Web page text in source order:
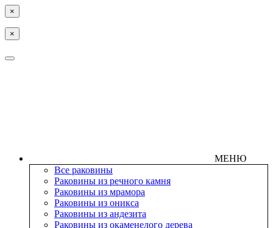
×
×
МЕНЮ
Все раковины
Раковины из речного камня
Раковины из мрамора
Раковины из оникса
Раковины из андезита
Раковины из окаменелого дерева